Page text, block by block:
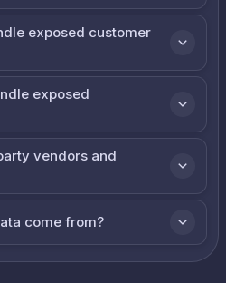
exposed customer
exposed
vendors and
come from?